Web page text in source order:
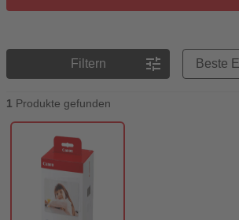
Filtern tune
Preisreihenfolge
1 Produkte gefunden